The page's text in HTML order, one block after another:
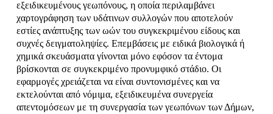
εξειδικευμένους γεωπόνους, η οποία περιλαμβάνει
χαρτογράφηση των υδάτινων συλλογών που αποτελούν
εστίες ανάπτυξης των ωών του συγκεκριμένου είδους και
συχνές δειγματοληψίες. Επεμβάσεις με ειδικά βιολογικά ή
χημικά σκευάσματα γίνονται μόνο εφόσον τα έντομα
βρίσκονται σε συγκεκριμένο προνυμφικό στάδιο. Οι
εφαρμογές χρειάζεται να είναι συντονισμένες και να
εκτελούνται από νόμιμα, εξειδικευμένα συνεργεία
απεντομόσεων με τη συνεργασία των γεωπόνων των Δήμων,